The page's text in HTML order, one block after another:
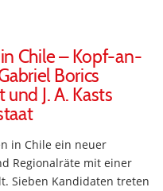
Chile – Kopf-an-
Borics
J. A. Kasts
in Chile ein neuer
Regionalräte mit einer
Sieben Kandidaten treten